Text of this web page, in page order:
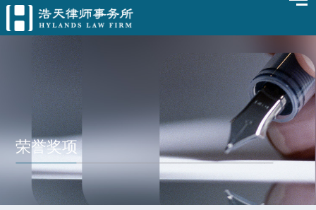
荣誉奖项